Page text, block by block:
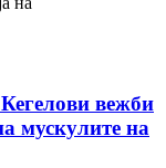
вежби
мускулите на